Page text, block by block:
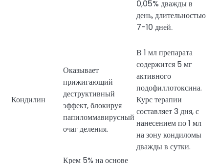
0,05% дважды в
день, длительностью
7-10 дней.
Кондилин
Оказывает
прижигающий
деструктивный
эффект, блокируя
папиломмавирусный
очаг деления.
В 1 мл препарата
содержится 5 мг
активного
подофиллотоксина.
Курс терапии
составляет 3 дня, с
нанесением по 1 мл
на зону кондиломы
дважды в сутки.
Крем 5% на основе